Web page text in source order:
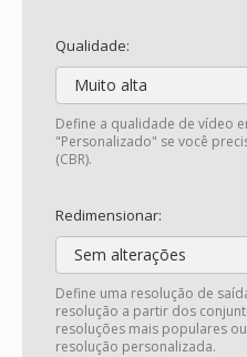
Qualidade:
Muito alta
Define a qualidade de vídeo
"Personalizado" se você
(CBR).
Redimensionar:
Sem alterações
Define uma resolução de
resolução a partir dos
resoluções mais populares
resolução personalizada.